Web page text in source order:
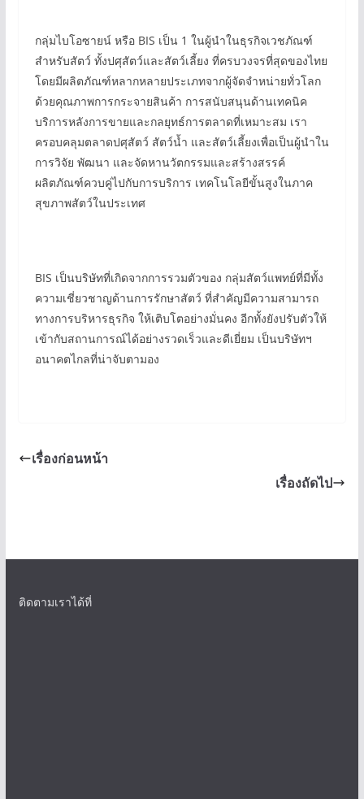
กลุ่มไบโอซายน์ หรือ BIS เป็น 1 ในผู้นำในธุรกิจเวชภัณฑ์
สำหรับสัตว์ ทั้งปศุสัตว์และสัตว์เลี้ยง ที่ครบวงจรที่สุดของไทย
โดยมีผลิตภัณฑ์หลากหลายประเภทจากผู้จัดจำหน่ายทั่วโลก
ด้วยคุณภาพการกระจายสินค้า การสนับสนุนด้านเทคนิค
บริการหลังการขายและกลยุทธ์การตลาดที่เหมาะสม เรา
ครอบคลุมตลาดปศุสัตว์ สัตว์น้ำ และสัตว์เลี้ยงเพื่อเป็นผู้นำใน
การวิจัย พัฒนา และจัดหานวัตกรรมและสร้างสรรค์
ผลิตภัณฑ์ควบคู่ไปกับการบริการ เทคโนโลยีขั้นสูงในภาค
สุขภาพสัตว์ในประเทศ
BIS เป็นบริษัทที่เกิดจากการรวมตัวของ กลุ่มสัตว์แพทย์ที่มีทั้ง
ความเชี่ยวชาญด้านการรักษาสัตว์ ที่สำคัญมีความสามารถ
ทางการบริหารธุรกิจ ให้เติบโตอย่างมั่นคง อีกทั้งยังปรับตัวให้
เข้ากับสถานการณ์ได้อย่างรวดเร็วและดีเยี่ยม เป็นบริษัทฯ
อนาคตไกลที่น่าจับตามอง
เรื่องก่อนหน้า
เรื่องถัดไป
ติดตามเราได้ที่